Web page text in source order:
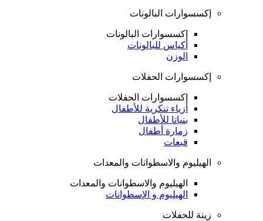
إكسسوارات البالونات
إكسسوارات البالونات
أكياس للبالونات
الوزن
إكسسوارات الحفلات
إكسسوارات الحفلات
أزياء تنكرية للأطفال
بنياتا للأطفال
زمارة أطفال
قبعات
الهيليوم والاسطوانات والمعدات
الهيليوم والاسطوانات والمعدات
الهيليوم و الإسطوانات
زينة للحفلات